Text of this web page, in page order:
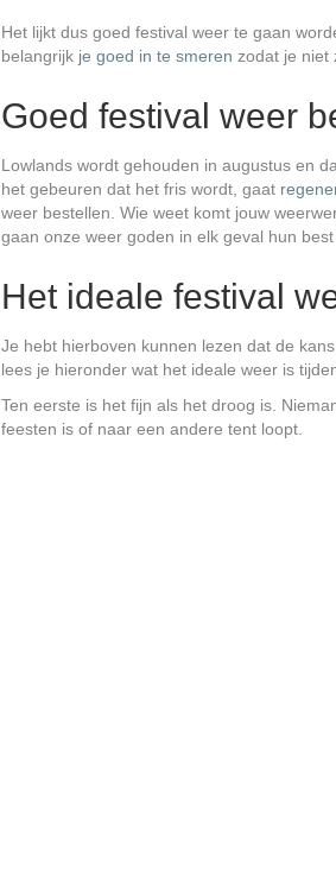
Het lijkt dus goed festival weer te gaan
belangrijk je goed in te smeren zodat je niet
Goed festival weer
Lowlands wordt gehouden in augustus en
het gebeuren dat het fris wordt, gaat
weer bestellen. Wie weet komt jouw
gaan onze weer goden in elk geval hun
Het ideale festival
Je hebt hierboven kunnen lezen dat de
lees je hieronder wat het ideale weer is
Ten eerste is het fijn als het droog is.
feesten is of naar een andere tent loopt.